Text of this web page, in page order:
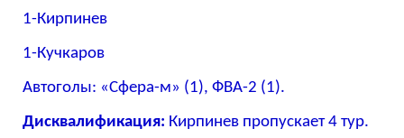
1-Кирпинев
1-Кучкаров
Автоголы: «Сфера-м» (1), ФВА-2 (1).
Дисквалификация: Кирпинев пропускает 4 тур.